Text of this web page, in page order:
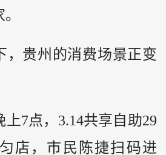
，贵州的消费场景正变
上7点，3.14共享自助29
店，市民陈捷扫码进